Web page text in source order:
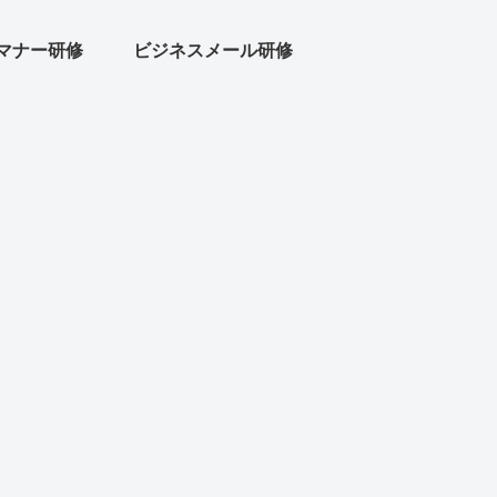
ナー研修 ビジネスメール研修